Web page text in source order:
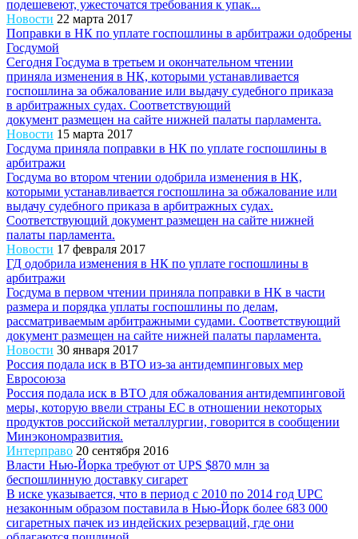
подешевеют, ужесточатся требования к упак...
Новости 22 марта 2017
Поправки в НК по уплате госпошлины в арбитражи одобрены
Госдумой
Сегодня Госдума в третьем и окончательном чтении
приняла изменения в НК, которыми устанавливается
госпошлина за обжалование или выдачу судебного приказа
в арбитражных судах. Соответствующий
документ размещен на сайте нижней палаты парламента.
Новости 15 марта 2017
Госдума приняла поправки в НК по уплате госпошлины в
арбитражи
Госдума во втором чтении одобрила изменения в НК,
которыми устанавливается госпошлина за обжалование или
выдачу судебного приказа в арбитражных судах.
Соответствующий документ размещен на сайте нижней
палаты парламента.
Новости 17 февраля 2017
ГД одобрила изменения в НК по уплате госпошлины в
арбитражи
Госдума в первом чтении приняла поправки в НК в части
размера и порядка уплаты госпошлины по делам,
рассматриваемым арбитражными судами. Соответствующий
документ размещен на сайте нижней палаты парламента.
Новости 30 января 2017
Россия подала иск в ВТО из-за антидемпинговых мер
Евросоюза
Россия подала иск в ВТО для обжалования антидемпинговой
меры, которую ввели страны ЕС в отношении некоторых
продуктов российской металлургии, говорится в сообщении
Минэкономразвития.
Интерправо 20 сентября 2016
Власти Нью-Йорка требуют от UPS $870 млн за
беспошлинную доставку сигарет
В иске указывается, что в период с 2010 по 2014 год UPC
незаконным образом поставила в Нью-Йорк более 683 000
сигаретных пачек из индейских резерваций, где они